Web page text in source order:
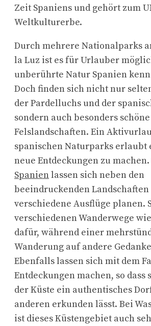
Zeit Spaniens und gehört zum
Weltkulturerbe.
Durch mehrere Nationalparks
la Luz ist es für Urlauber
unberührte Natur Spanien
Doch finden sich nicht nur
der Pardelluchs und der
sondern auch besonders schöne
Felslandschaften. Ein
spanischen Naturparks erlaubt
neue Entdeckungen zu machen.
Spanienlassen sich neben den
beeindruckenden Landschaften
verschiedene Ausflüge planen.
verschiedenen Wanderwege
dafür, während einer
Wanderung auf andere
Ebenfalls lassen sich mit dem
Entdeckungen machen, so dass
der Küste ein authentisches
anderen erkunden lässt. Bei
ist dieses Küstengebiet auch